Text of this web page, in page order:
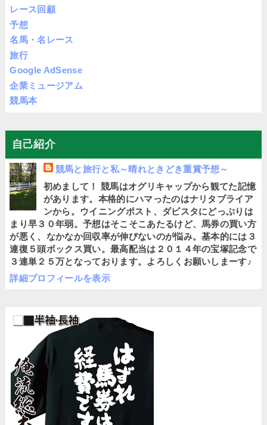
レース回顧
予想
名馬・名レース
旅行
Google AdSense
企業ミュージアム
競馬本
自己紹介
競馬と旅行と私～晴れときどき重賞予想～
初めまして！ 競馬はオグリキャップから観てた記憶
があります。本格的にハマったのはナリタブライア
ンから。ウイニングポスト、ダビスタにどっぷりは
まり早３０年弱。予想はそこそこあたるけど、馬券の買い方
が悪く、なかなか回収率が伸びないのが悩み。基本的には３
連復５頭ボックス買い。最高配当は２０１４年の宝塚記念で
３連単２５万となっております。よろしくお願いしまーす♪
詳細プロフィールを表示